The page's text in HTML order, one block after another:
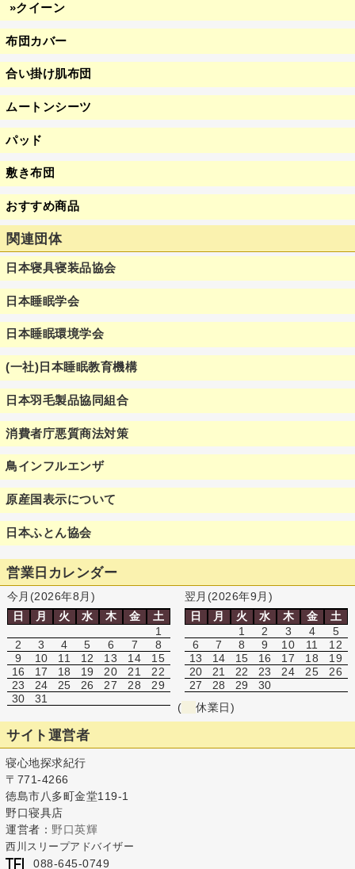
»クイーン
布団カバー
合い掛け肌布団
ムートンシーツ
パッド
敷き布団
おすすめ商品
関連団体
日本寝具寝装品協会
日本睡眠学会
日本睡眠環境学会
(一社)日本睡眠教育機構
日本羽毛製品協同組合
消費者庁悪質商法対策
鳥インフルエンザ
原産国表示について
日本ふとん協会
営業日カレンダー
今月(2026年8月)
日
月 火 水 木 金
土
1
2
3 4 5 6 7
8
9
10 11 12 13 14
15
16
17 18 19 20 21
22
23
24 25 26 27 28
29
30
31
翌月(2026年9月)
日
月 火 水 木 金
土
1
2 3 4
5
6
7 8 9 10 11
12
13
14 15 16 17 18
19
20
21 22 23 24 25
26
27
28 29
30
(
休業日)
サイト運営者
寝心地探求紀行
〒771-4266
徳島市八多町金堂119-1
野口寝具店
運営者： 野口英輝
西川スリープアドバイザー
088-645-0749